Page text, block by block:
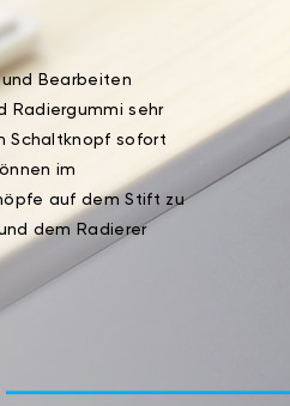
Bearbeiten
Radiergummi sehr
Schaltknopf sofort
im
auf dem Stift zu
dem Radierer